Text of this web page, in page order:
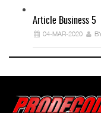
Article Business 5
04-MAR-2020